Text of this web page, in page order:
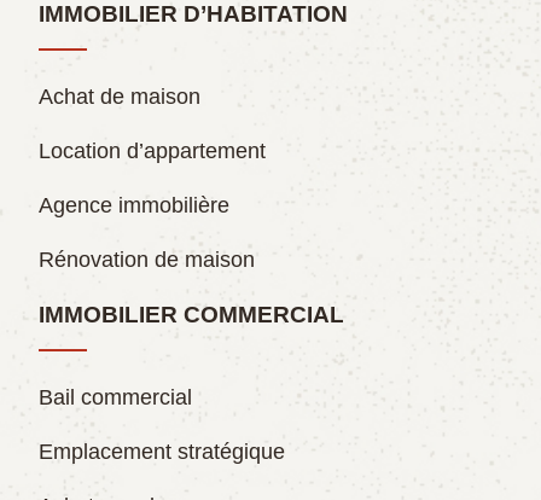
IMMOBILIER D’HABITATION
Achat de maison
Location d’appartement
Agence immobilière
Rénovation de maison
IMMOBILIER COMMERCIAL
Bail commercial
Emplacement stratégique